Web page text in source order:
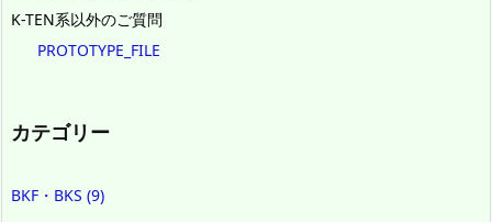
K-TEN系以外のご質問
PROTOTYPE_FILE
カテゴリー
BKF・BKS (9)